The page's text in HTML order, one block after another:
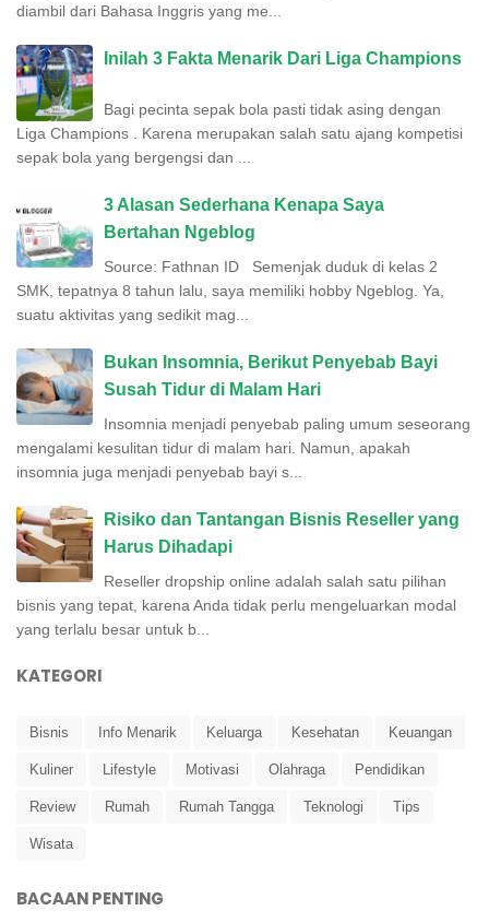
diambil dari Bahasa Inggris yang me...
Inilah 3 Fakta Menarik Dari Liga Champions
Bagi pecinta sepak bola pasti tidak asing dengan
Liga Champions . Karena merupakan salah satu ajang kompetisi
sepak bola yang bergengsi dan ...
3 Alasan Sederhana Kenapa Saya
Bertahan Ngeblog
Source: Fathnan ID Semenjak duduk di kelas 2
SMK, tepatnya 8 tahun lalu, saya memiliki hobby Ngeblog. Ya,
suatu aktivitas yang sedikit mag...
Bukan Insomnia, Berikut Penyebab Bayi
Susah Tidur di Malam Hari
Insomnia menjadi penyebab paling umum seseorang
mengalami kesulitan tidur di malam hari. Namun, apakah
insomnia juga menjadi penyebab bayi s...
Risiko dan Tantangan Bisnis Reseller yang
Harus Dihadapi
Reseller dropship online adalah salah satu pilihan
bisnis yang tepat, karena Anda tidak perlu mengeluarkan modal
yang terlalu besar untuk b...
KATEGORI
Bisnis Info Menarik Keluarga Kesehatan Keuangan
Kuliner Lifestyle Motivasi Olahraga Pendidikan
Review Rumah Rumah Tangga Teknologi Tips
Wisata
BACAAN PENTING